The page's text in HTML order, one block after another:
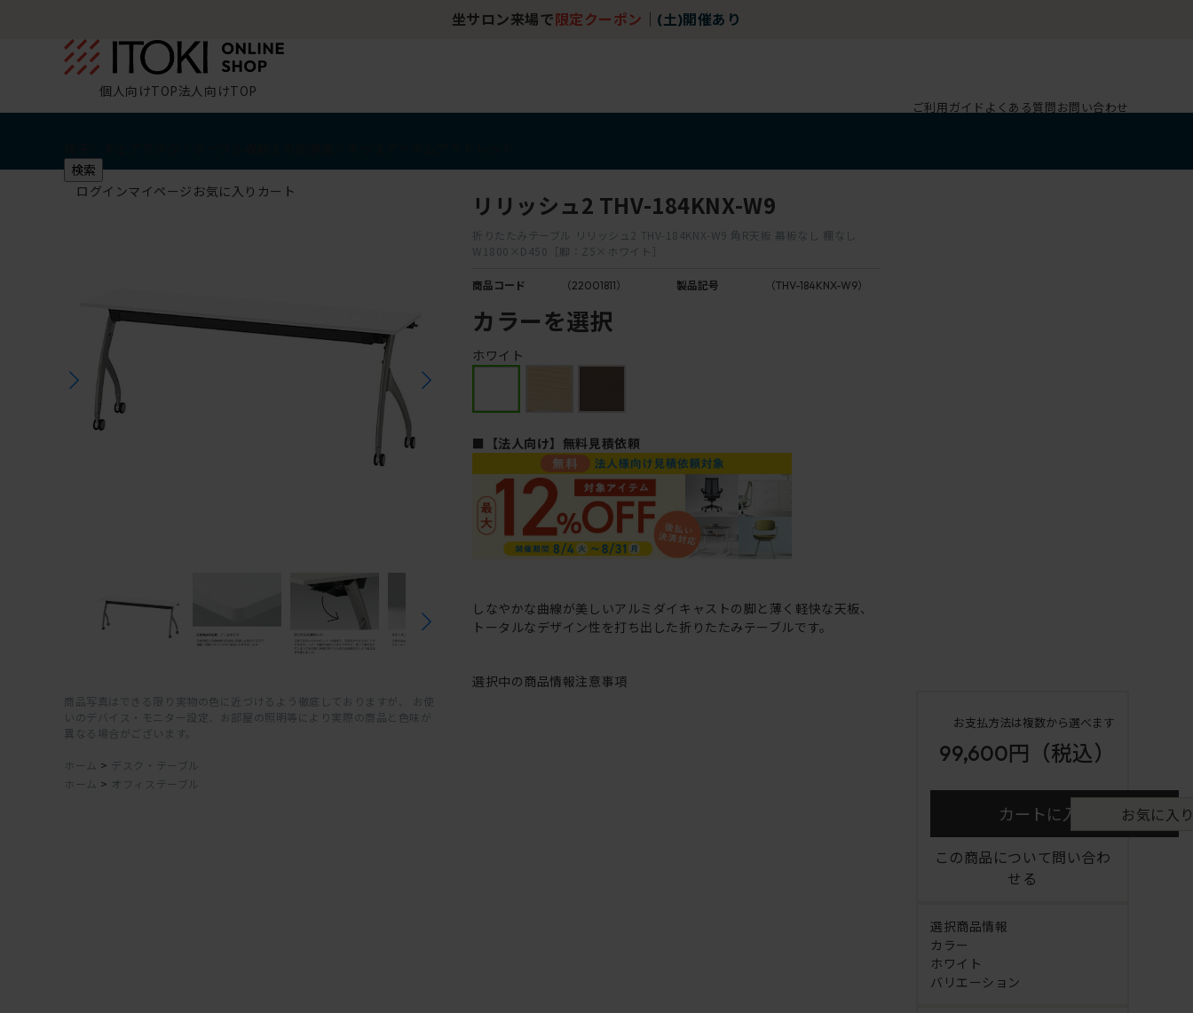
坐サロン来場で 限定クーポン (土)開催あり
個人向けTOP法人向けTOP
ご利用ガイド よくある質問お問い合わせ
検索
ログインマイページ お気に入り カート
商品写真はできる限り実物の色に近づけるよう徹底しておりますが、 お使
いのデバイス・モニター設定、お部屋の照明等により実際の商品と色味が
異なる場合がございます。
ホーム > デスク・テーブル
ホーム > オフィステーブル
リリッシュ2 THV-184KNX-W9
折りたたみテーブル リリッシュ2 THV-184KNX-W9 角R天板 幕板なし 棚なし
W1800×D450［脚：Z5×ホワイト］
商品コード （22001811） 製品記号 （THV-184KNX-W9）
カラーを選択
ホワイト
■【法人向け】無料見積依頼
しなやかな曲線が美しいアルミダイキャストの脚と薄く軽快な天板、
トータルなデザイン性を打ち出した折りたたみテーブルです。
選択中の商品情報注意事項
お支払方法は複数から選べます
99,600円 （税込）
カートに入れる お気に入
この商品について問い合わ
せる
選択商品情報
カラー
ホワイト
バリエーション